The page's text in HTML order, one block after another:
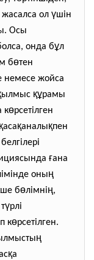
ол үшін
Осы
онда бұл
бөтен
немесе жойса
ылмыс құрамы
көрсетілген
қасақаналықпен
белгілері
ғана
оның
бөлімнің,
үрлі
көрсетілген.
ң
қа